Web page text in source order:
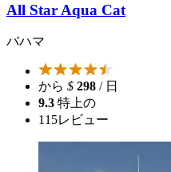
All Star Aqua Cat
バハマ
から $ 298 / 日
9.3 特上の
115レビュー